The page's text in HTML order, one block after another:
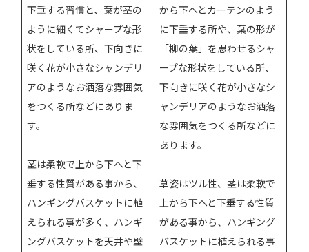
下垂する習慣と、葉が茎の
ように細くてシャープな形
状をしている所、下向きに
咲く花が小さなシャンデリ
アのようなお洒落な雰囲気
をつくる所などにありま
す。
茎は柔軟で上から下へと下
垂する性質がある事から、
ハンギングバスケットに植
えられる事が多く、ハンギ
ングバスケットを天井や壁
から下へとカーテンのよう
に下垂する所や、葉の形が
「柳の葉」を思わせるシャ
ープな形状をしている所、
下向きに咲く花が小さなシ
ャンデリアのようなお洒落
な雰囲気をつくる所などに
あります。
草姿はツル性、茎は柔軟で
上から下へと下垂する性質
がある事から、ハンギング
バスケットに植えられる事